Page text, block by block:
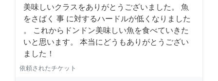
美味しいクラスをありがとうございました。 魚
をさばく 事 に対するハードルが低くなりました
。 これからドンドン美味しい魚を食べていきた
いと思います。 本当にどうもありがとうござい
ました！
依頼されたチケット